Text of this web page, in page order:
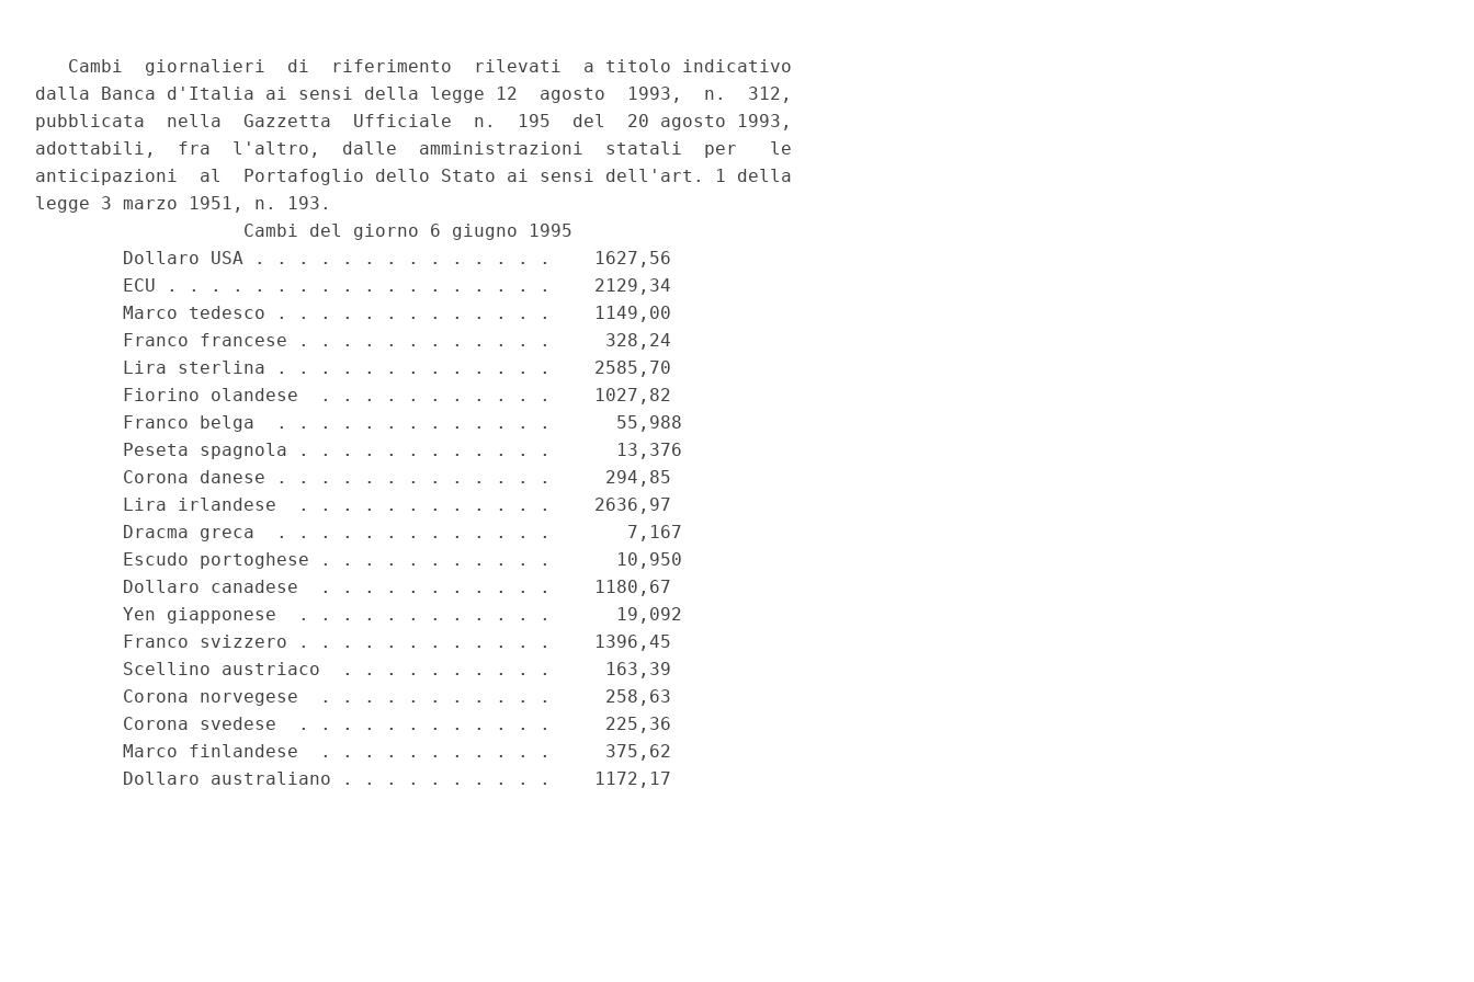
   Cambi  giornalieri  di  riferimento  rilevati  a titolo indicativo
dalla Banca d'Italia ai sensi della legge 12  agosto  1993,  n.  312,
pubblicata  nella  Gazzetta  Ufficiale  n.  195  del  20 agosto 1993,
adottabili,  fra  l'altro,  dalle  amministrazioni  statali  per   le
anticipazioni  al  Portafoglio dello Stato ai sensi dell'art. 1 della
legge 3 marzo 1951, n. 193.
                   Cambi del giorno 6 giugno 1995
        Dollaro USA . . . . . . . . . . . . . .    1627,56
        ECU . . . . . . . . . . . . . . . . . .    2129,34
        Marco tedesco . . . . . . . . . . . . .    1149,00
        Franco francese . . . . . . . . . . . .     328,24
        Lira sterlina . . . . . . . . . . . . .    2585,70
        Fiorino olandese  . . . . . . . . . . .    1027,82
        Franco belga  . . . . . . . . . . . . .      55,988
        Peseta spagnola . . . . . . . . . . . .      13,376
        Corona danese . . . . . . . . . . . . .     294,85
        Lira irlandese  . . . . . . . . . . . .    2636,97
        Dracma greca  . . . . . . . . . . . . .       7,167
        Escudo portoghese . . . . . . . . . . .      10,950
        Dollaro canadese  . . . . . . . . . . .    1180,67
        Yen giapponese  . . . . . . . . . . . .      19,092
        Franco svizzero . . . . . . . . . . . .    1396,45
        Scellino austriaco  . . . . . . . . . .     163,39
        Corona norvegese  . . . . . . . . . . .     258,63
        Corona svedese  . . . . . . . . . . . .     225,36
        Marco finlandese  . . . . . . . . . . .     375,62